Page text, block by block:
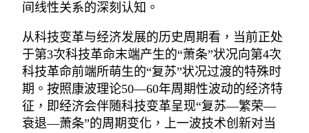
间线性关系的深刻认知。
从科技变革与经济发展的历史周期看，当前正处
于第3次科技革命末端产生的“萧条”状况向第4次
科技革命前端所萌生的“复苏”状况过渡的特殊时
期。按照康波理论50—60年周期性波动的经济特
征，即经济会伴随科技变革呈现“复苏—繁荣—
衰退—萧条”的周期变化，上一波技术创新对当